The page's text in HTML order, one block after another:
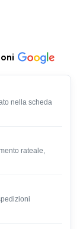
nella scheda
rateale,